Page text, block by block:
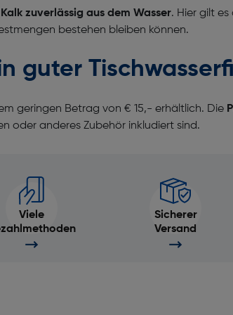
zuverlässig aus dem Wasser. Hier gilt
bestehen bleiben können.
guter
geringen Betrag von € 15,- erhältlich. Die
oder anderes Zubehör inkludiert sind.
Viele
Sicherer
Versand